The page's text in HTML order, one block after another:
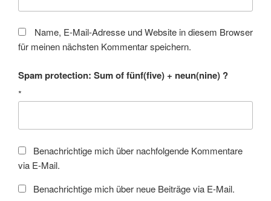
Name, E-Mail-Adresse und Website in diesem Browser
für meinen nächsten Kommentar speichern.
Spam protection: Sum of fünf(five) + neun(nine) ?
*
Benachrichtige mich über nachfolgende Kommentare
via E-Mail.
Benachrichtige mich über neue Beiträge via E-Mail.